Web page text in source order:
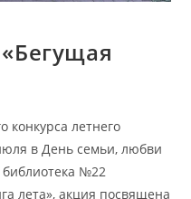
конкурса летнего
в День семьи, любви
библиотека №22
лета», акция посвящена